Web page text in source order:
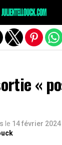
«
le 14 février 2024